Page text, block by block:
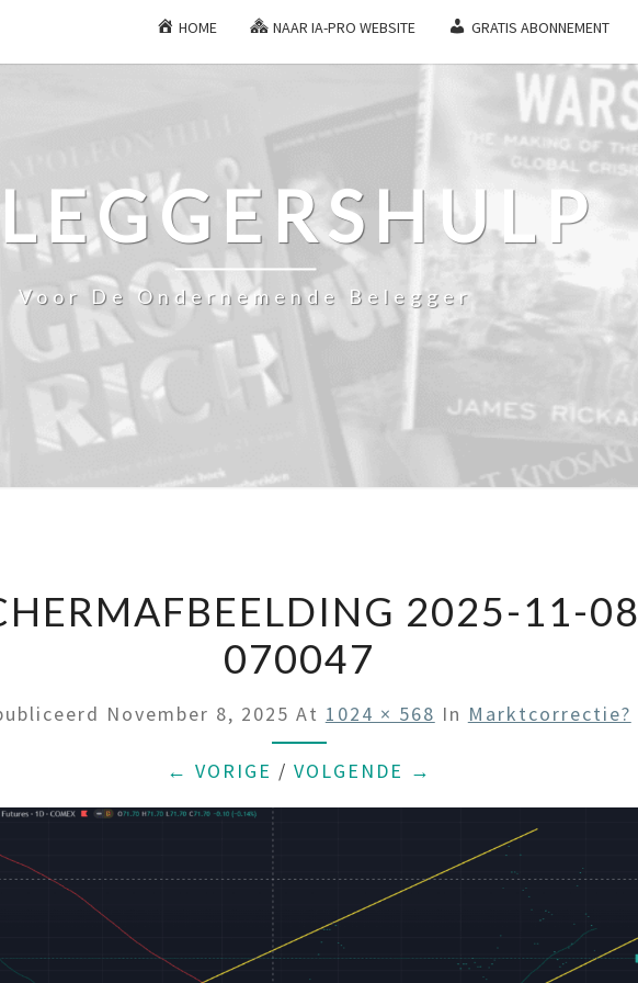
HOME NAAR IA-PRO WEBSITE GRATIS ABONNEMENT
Voor De Ondernemende Belegger
2025-11-08
070047
November 8, 2025 At 1024 × 568 In Marktcorrectie?
← VORIGE / VOLGENDE →